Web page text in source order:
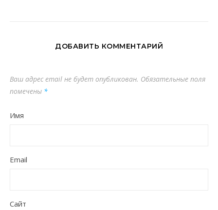
ДОБАВИТЬ КОММЕНТАРИЙ
Ваш адрес email не будет опубликован. Обязательные поля
помечены *
Имя
Email
Сайт